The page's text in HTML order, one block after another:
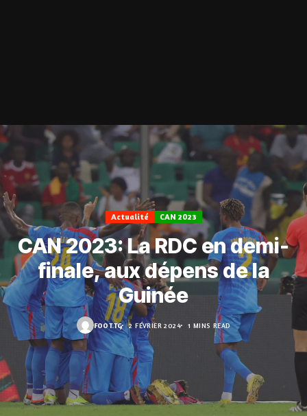
Actualité CAN 2023
CAN 2023: La RDC en demi-
finale, aux dépens de la
Guinée
FOOT.TG 2 FÉVRIER 2024 1 MINS READ